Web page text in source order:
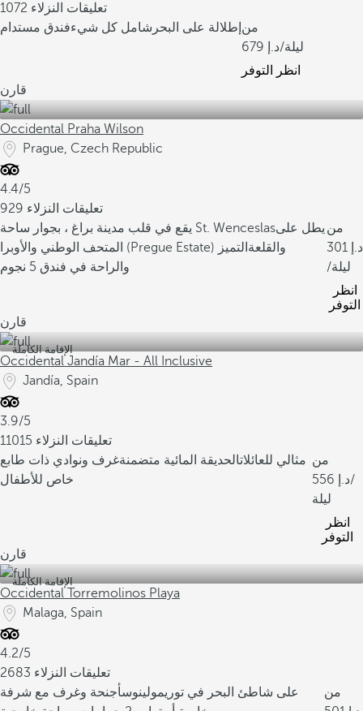
1072 تعليقات النزلاء
إطلالة على البحر شامل كل شيءفندق مستدام
من
679
/ليلة
انظر التوفر
قارن
Occidental Praha Wilson
Prague, Czech Republic
4.4/5
929 تعليقات النزلاء
يقع في قلب مدينة براغ ، بجوار ساحة St. Wenceslasيطل على
المتحف الوطني والأوبرا (Pregue Estate) والقلعة التميز
والراحة في فندق 5 نجوم
من
301
/ليلة
انظر
التوفر
قارن
الإقامة الكاملة
Occidental Jandía Mar - All Inclusive
Jandía, Spain
3.9/5
11015 تعليقات النزلاء
مثالي للعائلاتالحديقة المائية متضمنةغرف ونوادي ذات طابع
خاص للأطفال
من
556
/
ليلة
انظر
التوفر
قارن
الإقامة الكاملة
Occidental Torremolinos Playa
Malaga, Spain
4.2/5
2683 تعليقات النزلاء
على شاطئ البحر في توريمولينوسأجنحة وغرف مع شرفة
من